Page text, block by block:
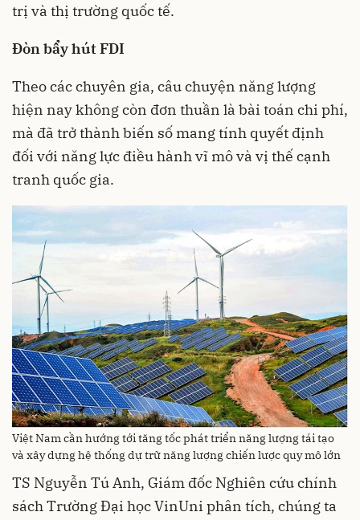
trị và thị trường quốc tế.
Đòn bẩy hút FDI
Theo các chuyên gia, câu chuyện năng lượng
hiện nay không còn đơn thuần là bài toán chi phí,
mà đã trở thành biến số mang tính quyết định
đối với năng lực điều hành vĩ mô và vị thế cạnh
tranh quốc gia.
Việt Nam cần hướng tới tăng tốc phát triển năng lượng tái tạo
và xây dựng hệ thống dự trữ năng lượng chiến lược quy mô lớn
TS Nguyễn Tú Anh, Giám đốc Nghiên cứu chính
sách Trường Đại học VinUni phân tích, chúng ta